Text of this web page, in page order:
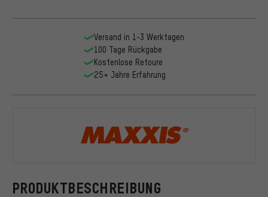
PRODUKTBESCHREIBUNG
Versand in 1-3 Werktagen
100 Tage Rückgabe
Kostenlose Retoure
25+ Jahre Erfahrung